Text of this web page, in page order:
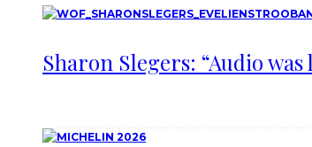
Sharon Slegers: “Audio